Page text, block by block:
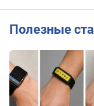
Полезные